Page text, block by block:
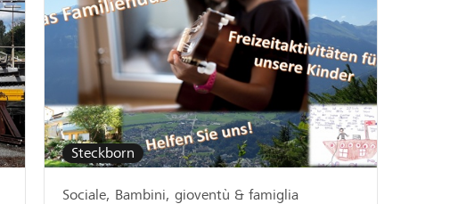
Steckborn
Sociale, Bambini, gioventù & famiglia